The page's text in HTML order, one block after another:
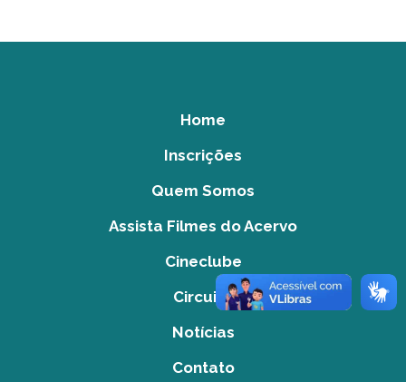
Home
Inscrições
Quem Somos
Assista Filmes do Acervo
Cineclube
Circuito
Notícias
Contato